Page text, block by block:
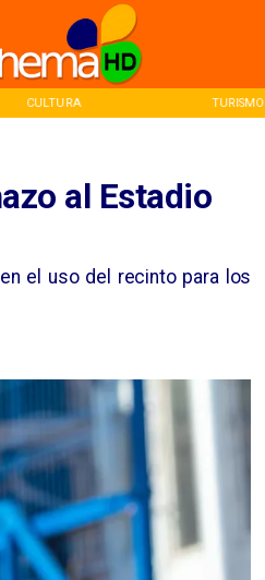
TURISMO INICIO
al Estadio
el uso del recinto para los